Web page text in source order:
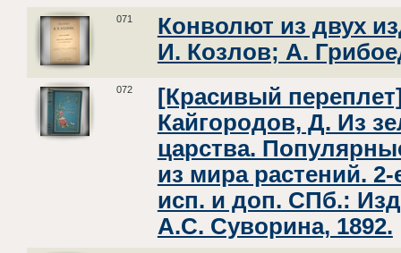
071
Конволют из двух
И. Козлов; А.
072
[Красивый
Кайгородов, Д. Из
царства.
из мира растений. 2-
исп. и доп. СПб.:
А.С. Суворина, 1892.